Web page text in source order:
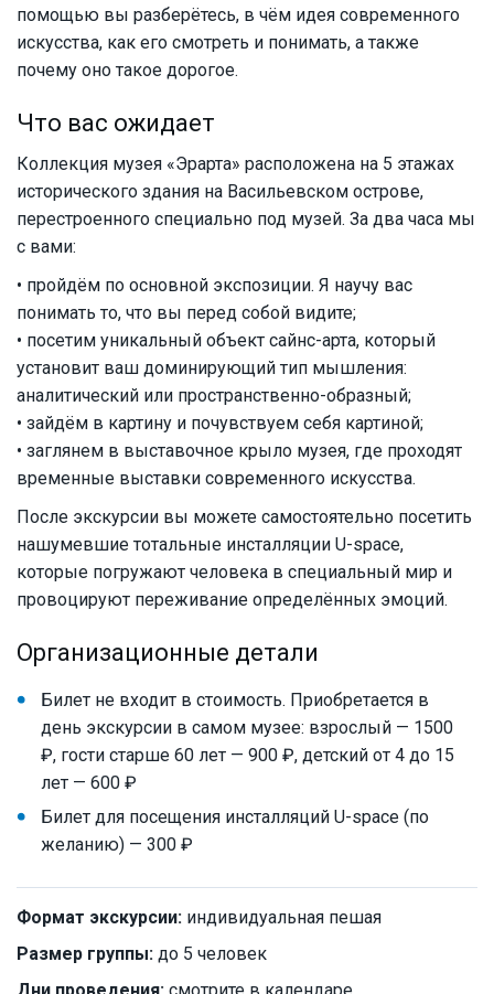
помощью вы разберётесь, в чём идея современного
искусства, как его смотреть и понимать, а также
почему оно такое дорогое.
Что вас ожидает
Коллекция музея «Эрарта» расположена на 5 этажах
исторического здания на Васильевском острове,
перестроенного специально под музей. За два часа мы
с вами:
• пройдём по основной экспозиции. Я научу вас
понимать то, что вы перед собой видите;
• посетим уникальный объект сайнс-арта, который
установит ваш доминирующий тип мышления:
аналитический или пространственно-образный;
• зайдём в картину и почувствуем себя картиной;
• заглянем в выставочное крыло музея, где проходят
временные выставки современного искусства.
После экскурсии вы можете самостоятельно посетить
нашумевшие тотальные инсталляции U-space,
которые погружают человека в специальный мир и
провоцируют переживание определённых эмоций.
Организационные детали
Билет не входит в стоимость. Приобретается в
день экскурсии в самом музее: взрослый — 1500
₽, гости старше 60 лет — 900 ₽, детский от 4 до 15
лет — 600 ₽
Билет для посещения инсталляций U-space (по
желанию) — 300 ₽
Формат экскурсии: индивидуальная пешая
Размер группы: до 5 человек